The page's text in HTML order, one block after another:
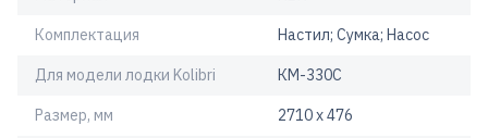
Комплектация Настил; Сумка; Насос
Для модели лодки Kolibri КМ-330C
Размер, мм 2710 х 476